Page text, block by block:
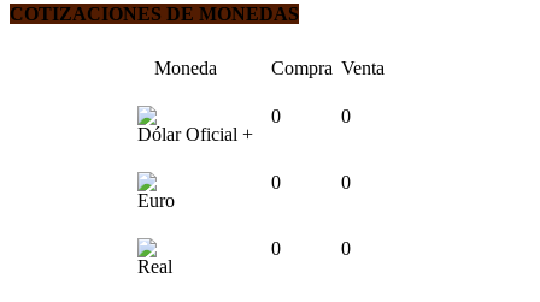
COTIZACIONES DE MONEDAS
Moneda Compra Venta
Dólar Oficial +
0 0
Euro
0 0
Real
0 0